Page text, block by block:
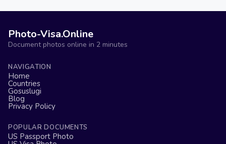
Photo-Visa.Online
Document photos online in 2 minutes
NAVIGATION
Home
Countries
Gosuslugi
Blog
Privacy Policy
POPULAR DOCUMENTS
US Passport Photo